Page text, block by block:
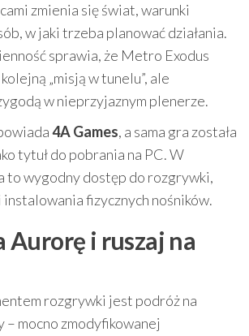
zmienia się świat, warunki
w jaki trzeba planować działania.
sprawia, że Metro Exodus
„misją w tunelu”, ale
w nieprzyjaznym plenerze.
4A Games, a sama gra została
tytuł do pobrania na PC. W
to wygodny dostęp do rozgrywki,
instalowania fizycznych nośników.
Aurorę i ruszaj na
rozgrywki jest podróż na
– mocno zmodyfikowanej